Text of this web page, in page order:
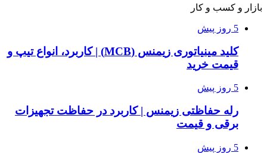
بازار و کسب و کار
5 روز پیش
کلید مینیاتوری زیمنس (MCB) | کاربرد، انواع تیپ و
قیمت خرید
5 روز پیش
رله حفاظتی زیمنس | کاربرد در حفاظت تجهیزات
برقی و قیمت
5 روز پیش